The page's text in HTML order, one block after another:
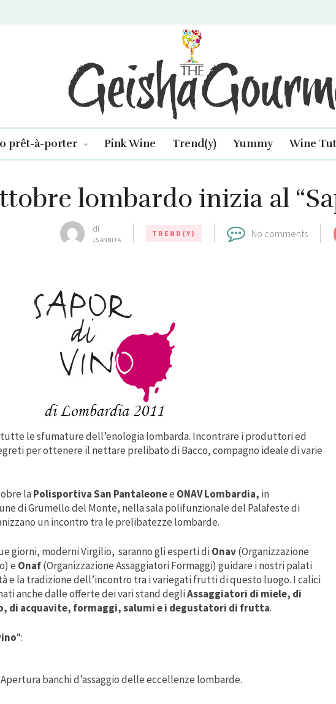
prêt-à-porter Pink Wine Trend(y) Yummy Wine
lombardo inizia al
di
15 ANNI FA
TREND(Y) No comments
tutte le sfumature dell’enologia lombarda. Incontrare i produttori ed
per ottenere il nettare prelibato di Bacco, compagno ideale di varie
laPolisportiva San Pantaleonee ONAV Lombardia, in
di Grumello del Monte, nella sala polifunzionale del Palafeste di
un incontro tra le prelibatezze lombarde.
giorni, moderni Virgilio, saranno gli esperti diOnav(Organizzazione
e Onaf(Organizzazione Assaggiatori Formaggi) guidare i nostri palati
e la tradizione dell’incontro tra i variegati frutti di questo luogo. I calici
anche dalle offerte dei vari stand degliAssaggiatori di miele, di
di acquavite, formaggi, salumi e i degustatori di frutta.
“:
banchi d’assaggio delle eccellenze lombarde.